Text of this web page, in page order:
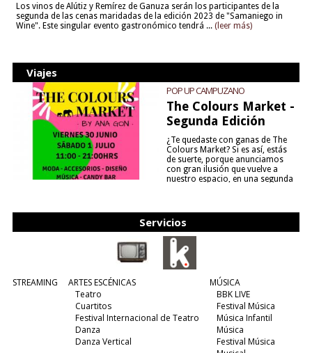
Los vinos de Alútiz y Remírez de Ganuza serán los participantes de la
segunda de las cenas maridadas de la edición 2023 de "Samaniego in
Wine". Este singular evento gastronómico tendrá ... (leer más)
Viajes
POP UP CAMPUZANO
The Colours Market -
Segunda Edición
¿Te quedaste con ganas de The
Colours Market? Si es así, estás
de suerte, porque anunciamos
con gran ilusión que vuelve a
nuestro espacio, en una segunda
Servicios
STREAMING
ARTES ESCÉNICAS
Teatro
Cuartitos
Festival Internacional de Teatro
Danza
Danza Vertical
MÚSICA
BBK LIVE
Festival Música
Música Infantil
Música
Festival Música